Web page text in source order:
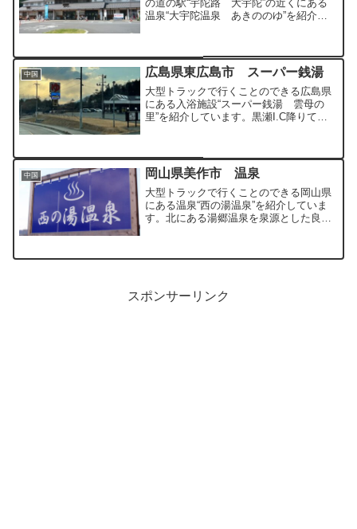
の道の駅“宇陀路 大宇陀”の近くにある
温泉“大宇陀温泉 あきののゆ”を紹介し
中国 広島県東広島市 スーパー銭湯
大型トラックで行くことのできる広島県
にある入浴施設“スーパー銭湯 雲母の
里”を紹介しています。黒瀬I.C降りてす
す。
中国 岡山県美作市 温泉
大型トラックで行くことのできる岡山県
にある温泉“西の湯温泉”を紹介していま
す。北にある湯郷温泉を泉源とした良質
スポンサーリンク